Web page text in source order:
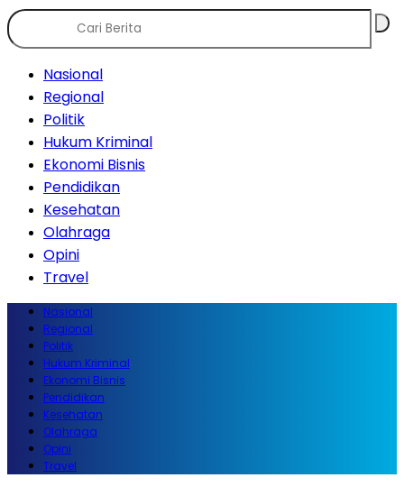
Nasional
Regional
Politik
Hukum Kriminal
Ekonomi Bisnis
Pendidikan
Kesehatan
Olahraga
Opini
Travel
Nasional
Regional
Politik
Hukum Kriminal
Ekonomi Bisnis
Pendidikan
Kesehatan
Olahraga
Opini
Travel